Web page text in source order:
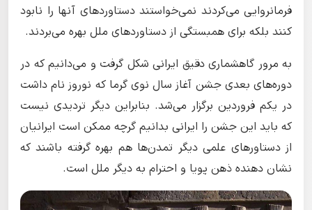
فرمانروایی می‌کردند نمی‌خواستند دستاوردهای آنها را نابود
کنند بلکه برای همبستگی از دستاوردهای ملل بهره می‌بردند.
به مرور گاهشماری دقیق ایرانی شکل گرفت و می‌دانیم که در
دوره‌های بعدی جشن آغاز سال نوی گرما که نوروز نام داشت
در یکم فروردین برگزار می‌شد. بنابراین دیگر تردیدی نیست
که باید این جشن را ایرانی بدانیم گرچه ممکن است ایرانیان
از دستاورهای علمی دیگر تمدن‌ها هم بهره گرفته باشند که
نشان دهنده ذهن پویا و احترام به دیگر ملل است.